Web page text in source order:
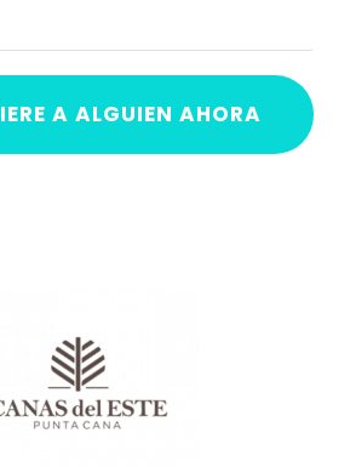
A ALGUIEN AHORA